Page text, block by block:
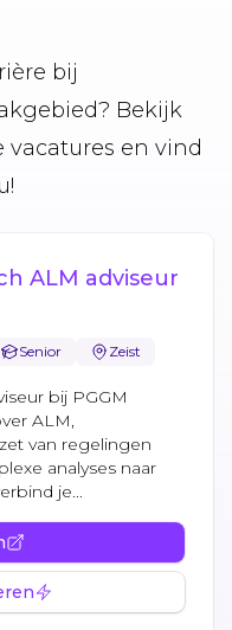
bij
Bekijk
vacatures en vind
ALM adviseur
Senior Zeist
bij PGGM
ALM,
van regelingen
analyses naar
je...